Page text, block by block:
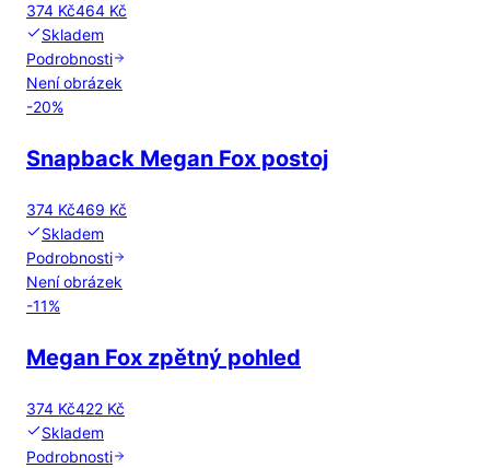
374 Kč464 Kč
Skladem
Podrobnosti
Není obrázek
-20%
Snapback Megan Fox postoj
374 Kč469 Kč
Skladem
Podrobnosti
Není obrázek
-11%
Megan Fox zpětný pohled
374 Kč422 Kč
Skladem
Podrobnosti